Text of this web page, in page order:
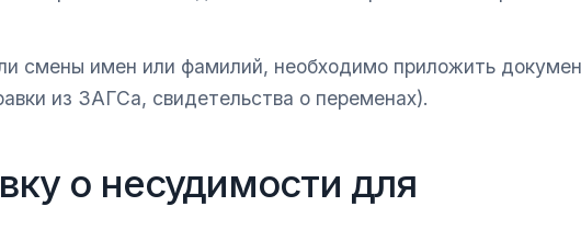
смены имен или фамилий, необходимо приложить
из ЗАГСа, свидетельства о переменах).
о несудимости для